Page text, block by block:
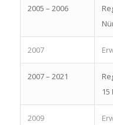
2005 – 2006
2007
2007 – 2021
15
2009